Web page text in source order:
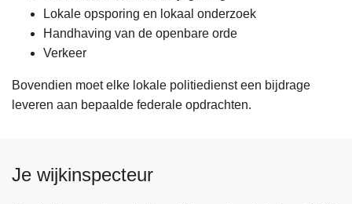
Lokale opsporing en lokaal onderzoek
Handhaving van de openbare orde
Verkeer
Bovendien moet elke lokale politiedienst een bijdrage
leveren aan bepaalde federale opdrachten.
Je wijkinspecteur